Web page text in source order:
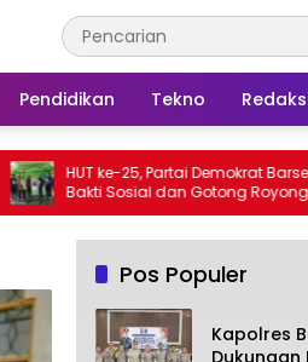
Pendidikan Tekno
25, Partai Demokrat Barsel Gelar
dan Gotong Royong di
Nurul Ashfiya
Pos Populer
Kapolres
Dukungan